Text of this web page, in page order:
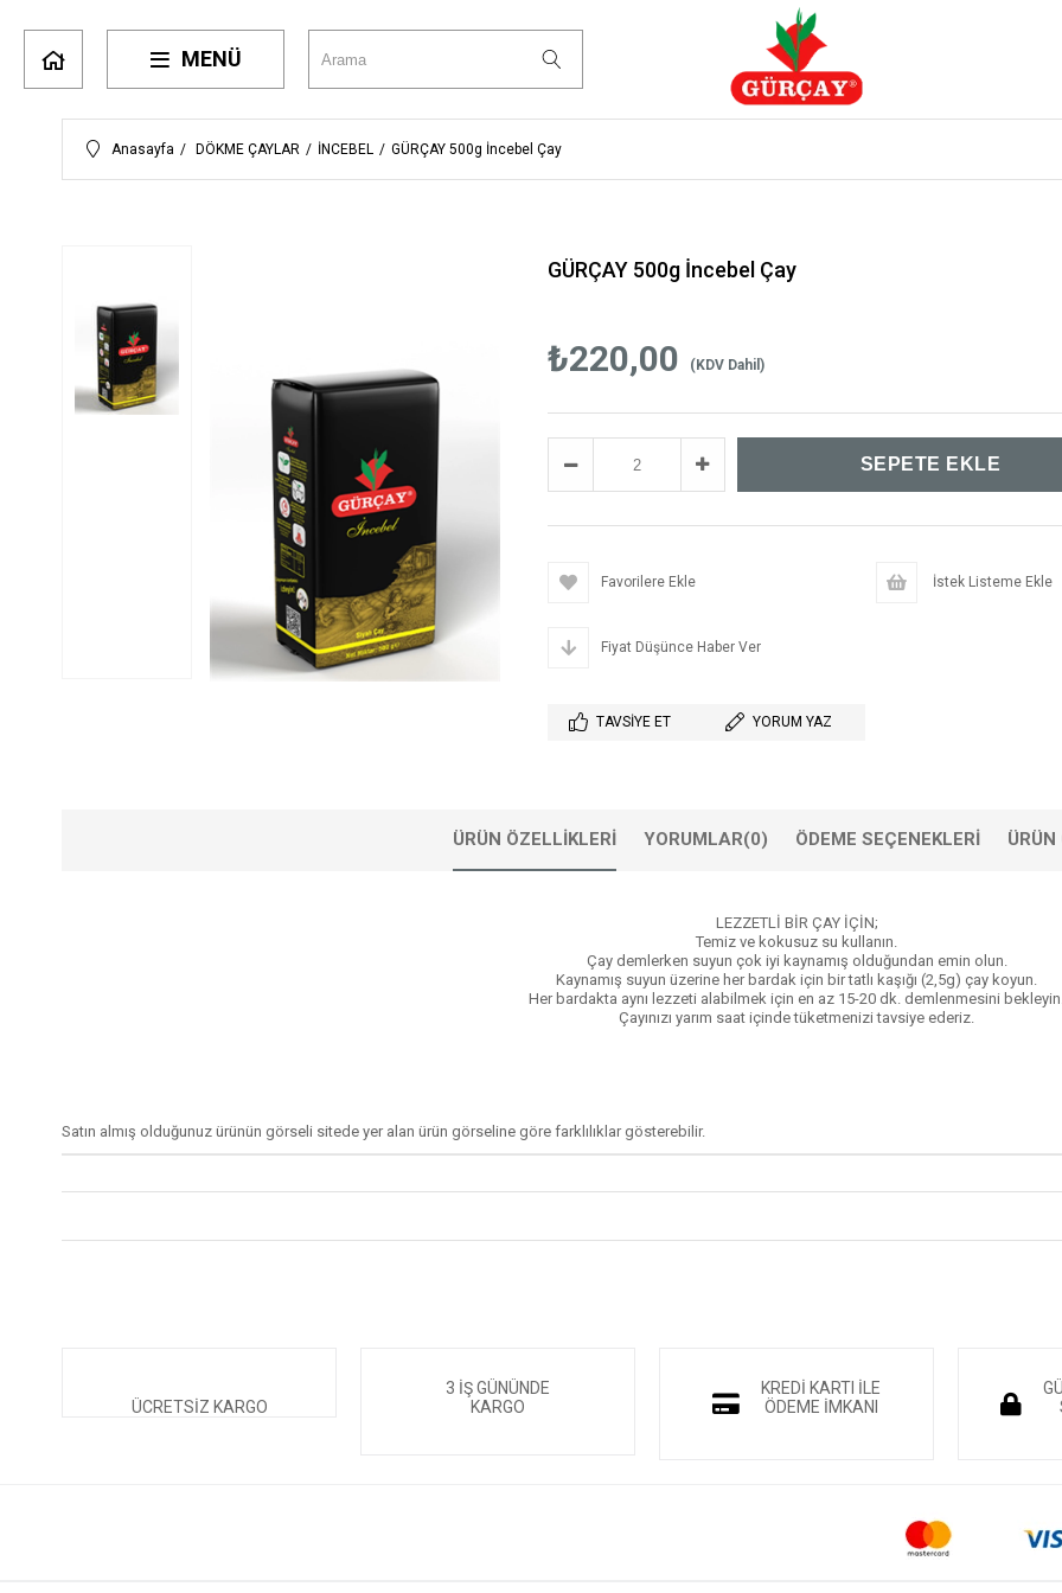
MENÜ
Anasayfa DÖKME ÇAYLAR İNCEBEL GÜRÇAY 500g İncebel Çay
GÜRÇAY 500g İncebel Çay
₺220,00 (KDV Dahil)
Favorilere Ekle İstek Listeme Ekle
Fiyat Düşünce Haber Ver
TAVSIYE ET YORUM YAZ
ÜRÜN ÖZELLIKLERI YORUMLAR(0) ÖDEME SEÇENEKLERI ÜRÜN
LEZZETLİ BİR ÇAY İÇİN;
Temiz ve kokusuz su kullanın.
Çay demlerken suyun çok iyi kaynamış olduğundan emin olun.
Kaynamış suyun üzerine her bardak için bir tatlı kaşığı (2,5g) çay koyun.
Her bardakta aynı lezzeti alabilmek için en az 15-20 dk. demlenmesini
Çayınızı yarım saat içinde tüketmenizi tavsiye ederiz.
Satın almış olduğunuz ürünün görseli sitede yer alan ürün görseline göre farklılıklar gösterebilir.
ÜCRETSİZ KARGO
3 İŞ GÜNÜNDE
KARGO
KREDİ KARTI İLE
ÖDEME İMKANI